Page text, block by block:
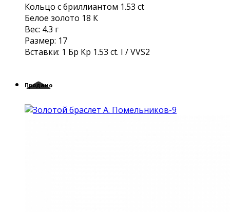
Кольцо с бриллиантом 1.53 ct
Белое золото 18 К
Вес: 4.3 г
Размер: 17
Вставки: 1 Бр Кр 1.53 ct. I / VVS2
Продано